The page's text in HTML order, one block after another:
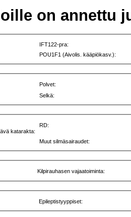
on annettu
IFT122-pra:
POU1F1 (Aivolis. kääpiökasv.):
Polvet:
Selkä:
katarakta:
RD:
Muut silmäsairaudet:
Kilpirauhasen vajaatoiminta:
Epileptistyyppiset: